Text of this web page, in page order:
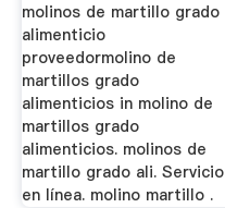
molinos de martillo grado
alimenticio
proveedormolino de
martillos grado
alimenticios in molino de
martillos grado
alimenticios. molinos de
martillo grado ali. Servicio
en línea. molino martillo .